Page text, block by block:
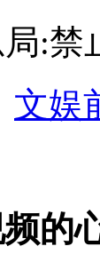
禁
文娱
的